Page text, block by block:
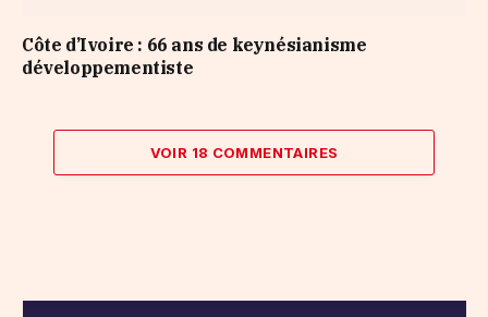
Côte d’Ivoire : 66 ans de keynésianisme
développementiste
VOIR 18 COMMENTAIRES